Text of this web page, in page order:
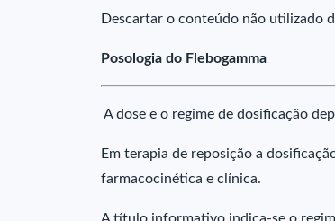
Descartar o conteúdo não utilizado
Posologia do Flebogamma
A dose e o regime de dosificação
Em terapia de reposição a
farmacocinética e clínica.